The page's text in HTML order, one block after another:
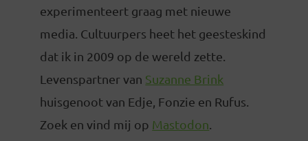
experimenteert graag met nieuwe
media. Cultuurpers heet het geesteskind
dat ik in 2009 op de wereld zette.
Levenspartner van Suzanne Brink
huisgenoot van Edje, Fonzie en Rufus.
Zoek en vind mij op Mastodon